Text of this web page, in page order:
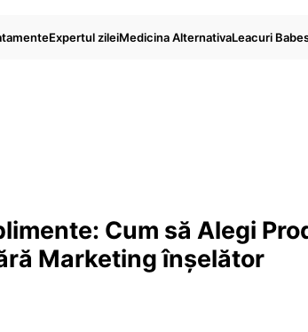
Expertul zileiMedicina AlternativaLeacuri
Cum să Alegi
Marketing înșelător